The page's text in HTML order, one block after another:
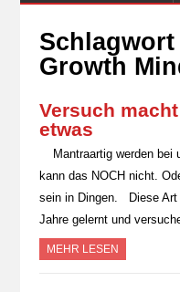
Growth
Versuch
etwas
Mantraartig werden
kann das NOCH nicht.
sein in Dingen. Diese Art
Jahre gelernt und
MEHR LESEN